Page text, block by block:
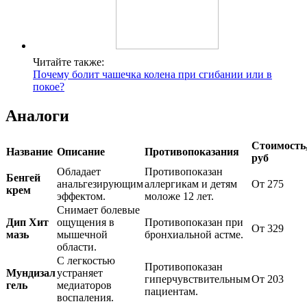
Читайте также:
Почему болит чашечка колена при сгибании или в
покое?
Аналоги
Название Описание Противопоказания
руб
Бенгей
крем
Обладает
анальгезирующим
эффектом.
Противопоказан
аллергикам и детям
моложе 12 лет.
От 275
Дип Хит
мазь
Снимает болевые
ощущения в
мышечной
области.
Противопоказан при
бронхиальной астме.
От 329
Мундизал
гель
С легкостью
устраняет
медиаторов
воспаления.
Противопоказан
гиперчувствительным
пациентам.
От 203